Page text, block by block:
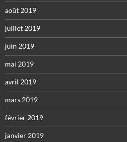
août 2019
juillet 2019
juin 2019
mai 2019
avril 2019
mars 2019
février 2019
janvier 2019